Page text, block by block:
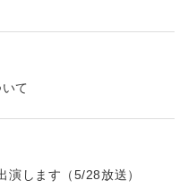
て
演します（5/28放送）